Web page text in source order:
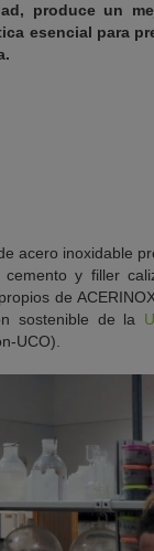
produce un
esencial para
acero inoxidable
y filler
de
sostenible de la
UCO).